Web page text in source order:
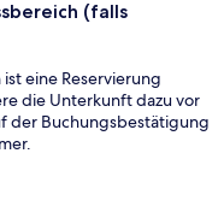
(falls
eine Reservierung
die Unterkunft dazu vor
der Buchungsbestätigung